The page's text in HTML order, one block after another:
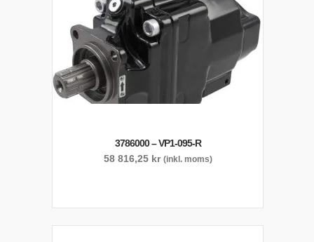
3786000 – VP1-095-R
58 816,25 kr (inkl. moms)